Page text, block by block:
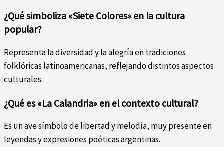
¿Qué simboliza «Siete Colores» en la cultura
popular?
Representa la diversidad y la alegría en tradiciones
folklóricas latinoamericanas, reflejando distintos aspectos
culturales.
¿Qué es «La Calandria» en el contexto cultural?
Es un ave símbolo de libertad y melodía, muy presente en
leyendas y expresiones poéticas argentinas.